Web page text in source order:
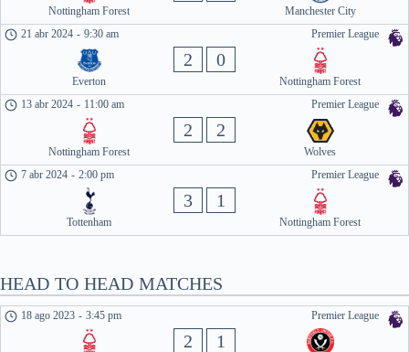
Nottingham Forest
Manchester City
Premier League
21 abr 2024 - 9:30 am
Everton
2 0
Nottingham Forest
Premier League
13 abr 2024 - 11:00 am
Nottingham Forest
2 2
Wolves
Premier League
7 abr 2024 - 2:00 pm
Tottenham
3 1
Nottingham Forest
HEAD TO HEAD MATCHES
Premier League
18 ago 2023 - 3:45 pm
2 1